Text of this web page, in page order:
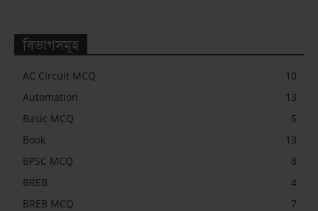
বিভাগসমূহ
AC Circuit MCQ
10
Automation
13
Basic MCQ
5
Book
13
BPSC MCQ
8
BREB
4
BREB MCQ
7